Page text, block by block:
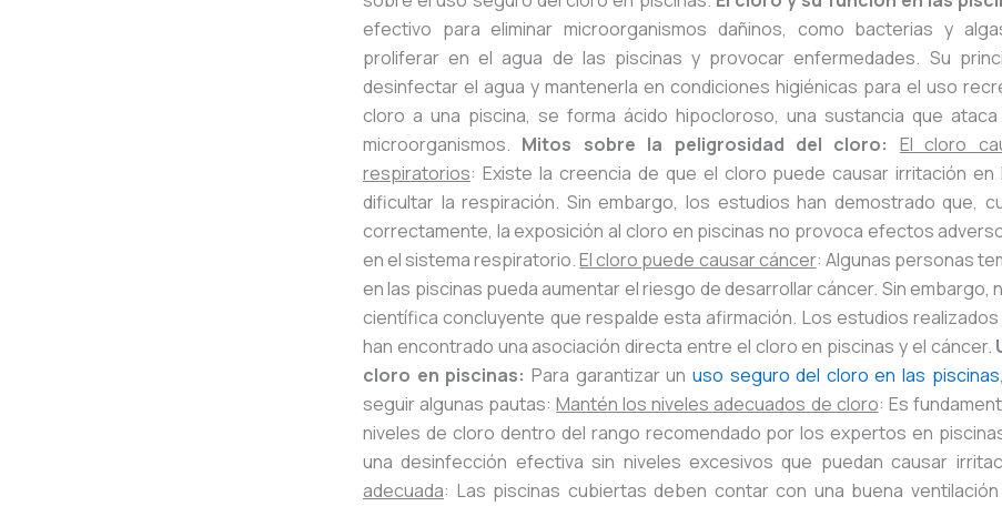
efectivo para eliminar microorganismos dañinos, como bacterias y
proliferar en el agua de las piscinas y provocar enfermedades. Su
desinfectar el agua y mantenerla en condiciones higiénicas para el uso
cloro a una piscina, se forma ácido hipocloroso, una sustancia que
microorganismos. Mitos sobre la peligrosidad del cloro: El cloro
respiratorios: Existe la creencia de que el cloro puede causar irritación en
dificultar la respiración. Sin embargo, los estudios han demostrado que,
correctamente, la exposición al cloro en piscinas no provoca efectos
en el sistema respiratorio.El cloro puede causar cáncer: Algunas personas
en las piscinas pueda aumentar el riesgo de desarrollar cáncer. Sin embargo,
científica concluyente que respalde esta afirmación. Los estudios
han encontrado una asociación directa entre el cloro en piscinas y el cáncer.
cloro en piscinas: Para garantizar un uso seguro del cloro en las piscinas
seguir algunas pautas:Mantén los niveles adecuados de cloro: Es
niveles de cloro dentro del rango recomendado por los expertos en
una desinfección efectiva sin niveles excesivos que puedan causar
adecuada: Las piscinas cubiertas deben contar con una buena